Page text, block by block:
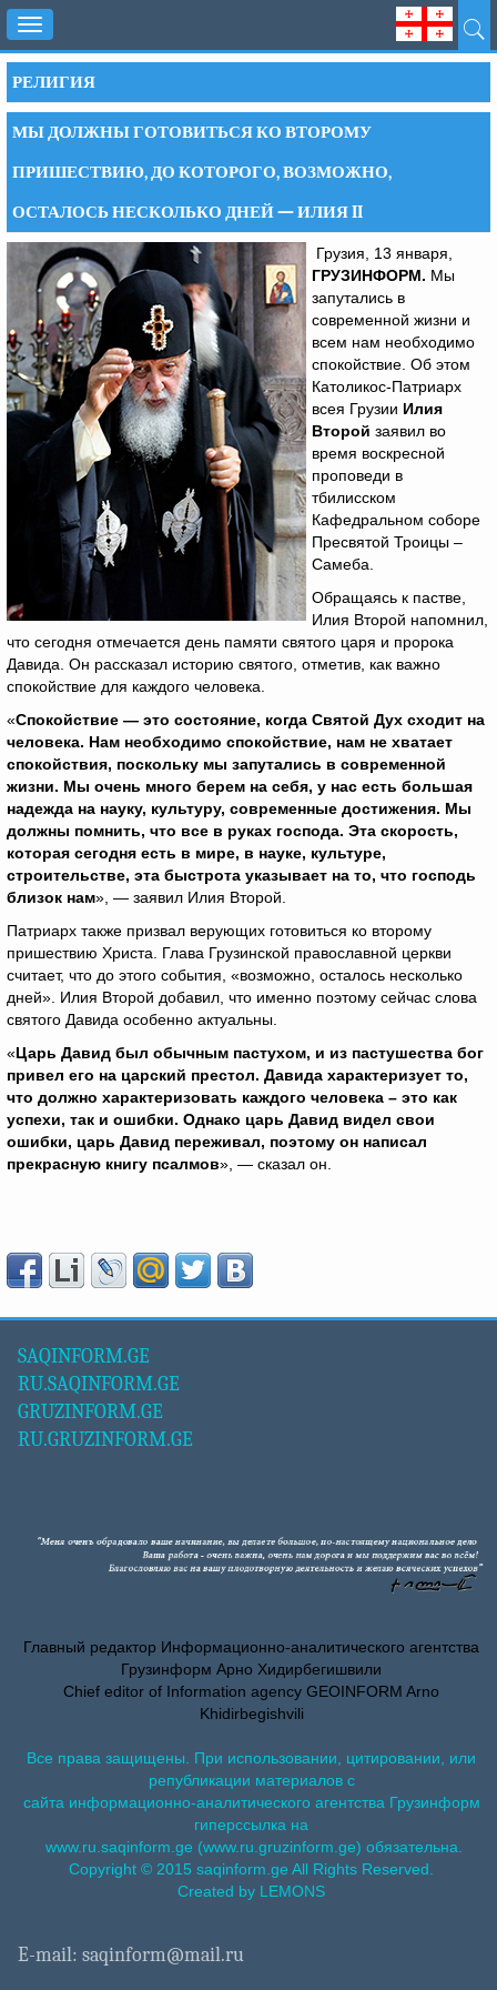
Toggle
navigation
РЕЛИГИЯ
МЫ ДОЛЖНЫ ГОТОВИТЬСЯ КО ВТОРОМУ
ПРИШЕСТВИЮ, ДО КОТОРОГО, ВОЗМОЖНО,
ОСТАЛОСЬ НЕСКОЛЬКО ДНЕЙ — ИЛИЯ II
Грузия, 13 января,
ГРУЗИНФОРМ. Мы
запутались в
современной жизни и
всем нам необходимо
спокойствие. Об этом
Католикос-Патриарх
всея Грузии Илия
Второй заявил во
время воскресной
проповеди в
тбилисском
Кафедральном соборе
Пресвятой Троицы –
Самеба.
Обращаясь к пастве,
Илия Второй напомнил,
что сегодня отмечается день памяти святого царя и пророка
Давида. Он рассказал историю святого, отметив, как важно
спокойствие для каждого человека.
«Спокойствие — это состояние, когда Святой Дух сходит на
человека. Нам необходимо спокойствие, нам не хватает
спокойствия, поскольку мы запутались в современной
жизни. Мы очень много берем на себя, у нас есть большая
надежда на науку, культуру, современные достижения. Мы
должны помнить, что все в руках господа. Эта скорость,
которая сегодня есть в мире, в науке, культуре,
строительстве, эта быстрота указывает на то, что господь
близок нам», — заявил Илия Второй.
Патриарх также призвал верующих готовиться ко второму
пришествию Христа. Глава Грузинской православной церкви
считает, что до этого события, «возможно, осталось несколько
дней». Илия Второй добавил, что именно поэтому сейчас слова
святого Давида особенно актуальны.
«Царь Давид был обычным пастухом, и из пастушества бог
привел его на царский престол. Давида характеризует то,
что должно характеризовать каждого человека – это как
успехи, так и ошибки. Однако царь Давид видел свои
ошибки, царь Давид переживал, поэтому он написал
прекрасную книгу псалмов», — сказал он.
SAQINFORM.GE
RU.SAQINFORM.GE
GRUZINFORM.GE
RU.GRUZINFORM.GE
Главный редактор Информационно-аналитического агентства
Грузинформ Арно Хидирбегишвили
Chief editor of Information agency GEOINFORM Arno
Khidirbegishvili
Все права защищены. При использовании, цитировании, или
републикации материалов с
сайта информационно-аналитического агентства Грузинформ
гиперссылка на
www.ru.saqinform.ge (www.ru.gruzinform.ge) обязательна.
Copyright © 2015 saqinform.ge All Rights Reserved.
Created by LEMONS
E-mail: saqinform@mail.ru